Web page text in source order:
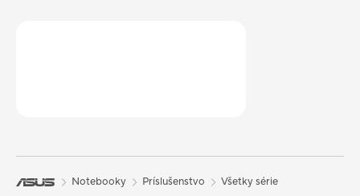
Notebooky Príslušenstvo Všetky série